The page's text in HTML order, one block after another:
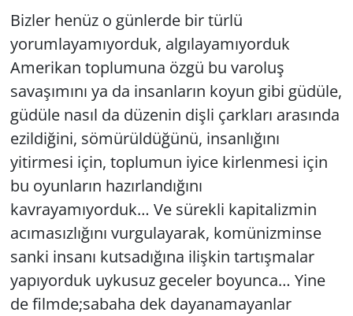
Bizler henüz o günlerde bir türlü
yorumlayamıyorduk, algılayamıyorduk
Amerikan toplumuna özgü bu varoluş
savaşımını ya da insanların koyun gibi güdüle,
güdüle nasıl da düzenin dişli çarkları arasında
ezildiğini, sömürüldüğünü, insanlığını
yitirmesi için, toplumun iyice kirlenmesi için
bu oyunların hazırlandığını
kavrayamıyorduk… Ve sürekli kapitalizmin
acımasızlığını vurgulayarak, komünizminse
sanki insanı kutsadığına ilişkin tartışmalar
yapıyorduk uykusuz geceler boyunca… Yine
de filmde;sabaha dek dayanamayanlar